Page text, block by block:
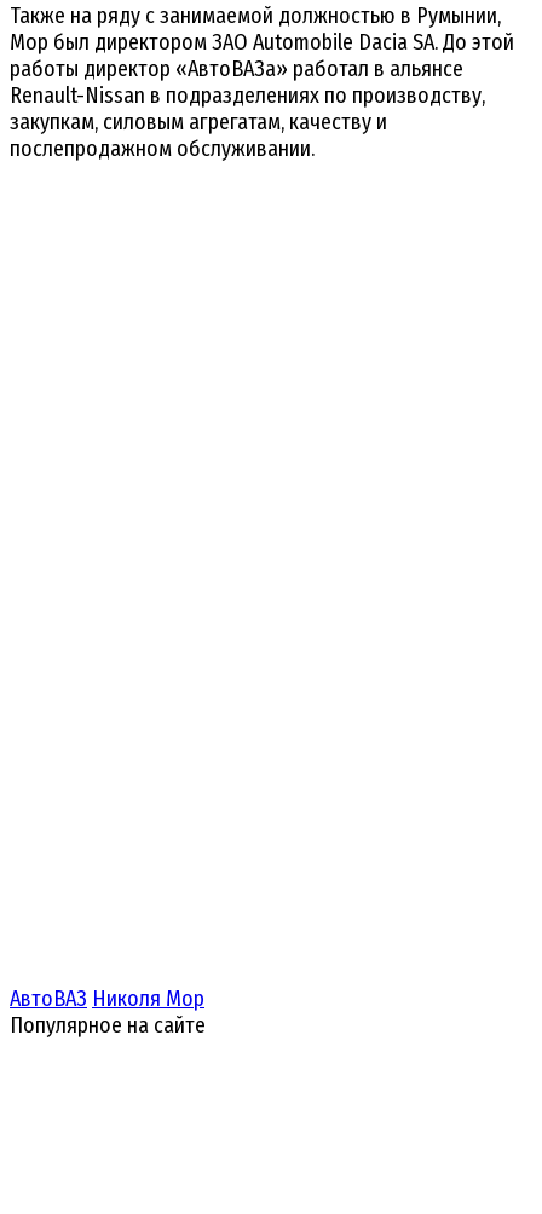
Также на ряду с занимаемой должностью в Румынии,
Мор был директором ЗАО Automobile Dacia SA. До этой
работы директор «АвтоВАЗа» работал в альянсе
Renault-Nissan в подразделениях по производству,
закупкам, силовым агрегатам, качеству и
послепродажном обслуживании.
АвтоВАЗ Николя Мор
Популярное на сайте